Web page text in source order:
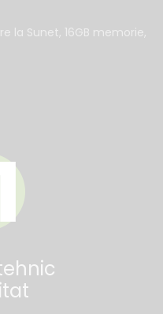
la Sunet, 16GB memorie,